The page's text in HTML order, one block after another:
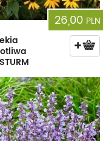
26,00 PLN